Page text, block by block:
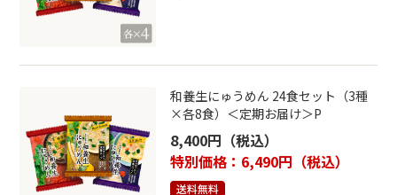
和養生にゅうめん 24食セット（3種
×各8食）＜定期お届け＞P
8,400円 （税込）
特別価格：6,490円 （税込）